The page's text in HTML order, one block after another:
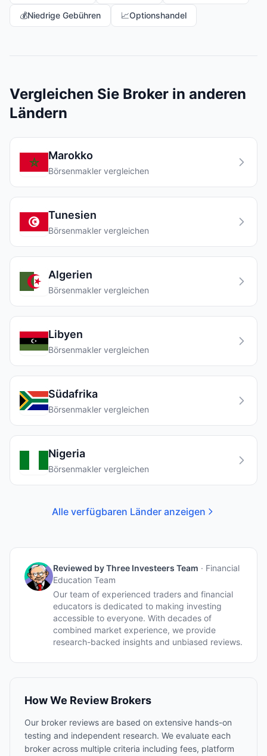
💰Niedrige Gebühren 📈Optionshandel
Vergleichen Sie Broker in anderen
Ländern
Marokko
Börsenmakler vergleichen
Tunesien
Börsenmakler vergleichen
Algerien
Börsenmakler vergleichen
Libyen
Börsenmakler vergleichen
Südafrika
Börsenmakler vergleichen
Nigeria
Börsenmakler vergleichen
Alle verfügbaren Länder anzeigen
Reviewed byThree Investeers Team · Financial
Education Team
Our team of experienced traders and financial
educators is dedicated to making investing
accessible to everyone. With decades of
combined market experience, we provide
research-backed insights and unbiased reviews.
How We Review Brokers
Our broker reviews are based on extensive hands-on
testing and independent research. We evaluate each
broker across multiple criteria including fees, platform